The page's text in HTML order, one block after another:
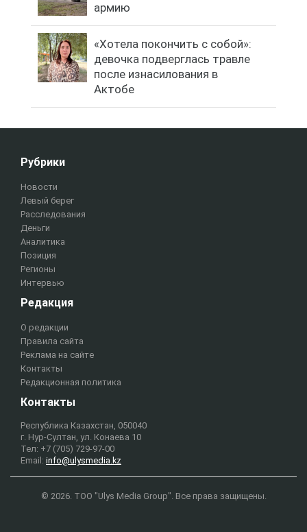
армию
«Хотела покончить с собой»:
девочка подверглась травле
после изнасилования в
Актобе
Рубрики
Новости
Левый берег
Расследования
Деньги
Аналитика
Позиция
Регионы
Интервью
Редакция
О редакции
Правила сайта
Реклама на сайте
Контакты
Редакционная политика
Контакты
Республика Казахстан, 050040
г. Нур-Султан, ул. Конаева 10
Тел: +7 (705) 729-97-00
Email: info@ulysmedia.kz
© 2026. ТОО "Ulys Media Group". Все права защищены.